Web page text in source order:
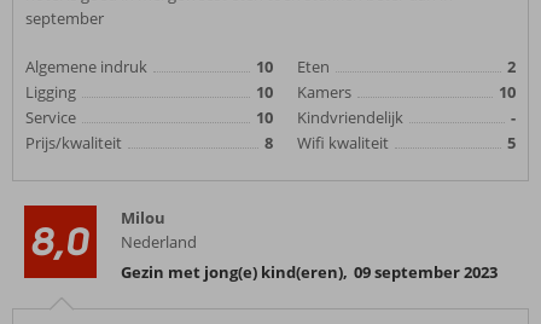
september
Algemene indruk
10
Ligging
10
Service
10
Prijs/kwaliteit
8
Eten
2
Kamers
10
Kindvriendelijk
-
Wifi kwaliteit
5
8,0
Milou
Nederland
Gezin met jong(e) kind(eren), 09 september 2023